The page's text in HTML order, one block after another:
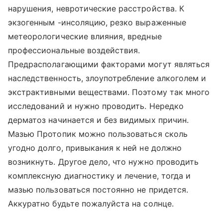
нарушения, невротические расстройства. К
экзогенным -инсоляцию, резко выраженные
метеорологические влияния, вредные
профессиональные воздействия.
Предрасполагающими факторами могут являться
наследственность, злоупотребление алкоголем и
экстрактивными веществами. Поэтому так много
исследований и нужно проводить. Нередко
дерматоз начинается и без видимых причин.
Мазью Протопик можно пользоваться сколь
угодно долго, привыкания к ней не должно
возникнуть. Другое дело, что нужно проводить
комплексную диагностику и лечение, тогда и
мазью пользоваться постоянно не придется.
Аккуратно будьте пожалуйста на солнце.